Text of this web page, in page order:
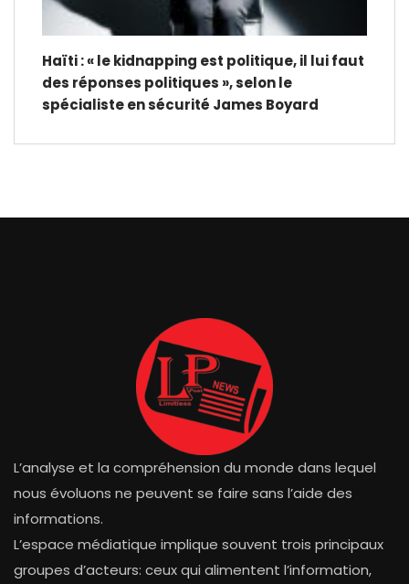
Haïti : « le kidnapping est politique, il lui faut
des réponses politiques », selon le
spécialiste en sécurité James Boyard
L’analyse et la compréhension du monde dans lequel
nous évoluons ne peuvent se faire sans l’aide des
informations.
L’espace médiatique implique souvent trois principaux
groupes d’acteurs: ceux qui alimentent l’information,